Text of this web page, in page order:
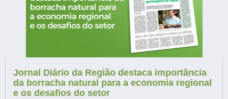
Jornal Diário da Região destaca importância
da borracha natural para a economia regional
e os desafios do setor